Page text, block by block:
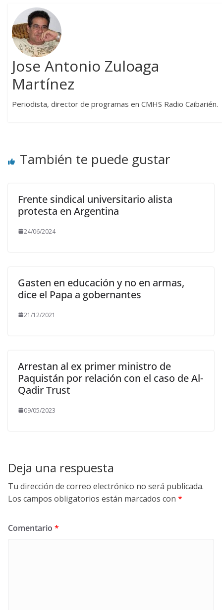
Jose Antonio Zuloaga
Martínez
Periodista, director de programas en CMHS Radio Caibarién.
También te puede gustar
Frente sindical universitario alista
protesta en Argentina
24/06/2024
Gasten en educación y no en armas,
dice el Papa a gobernantes
21/12/2021
Arrestan al ex primer ministro de
Paquistán por relación con el caso de Al-
Qadir Trust
09/05/2023
Deja una respuesta
Tu dirección de correo electrónico no será publicada.
Los campos obligatorios están marcados con *
Comentario *